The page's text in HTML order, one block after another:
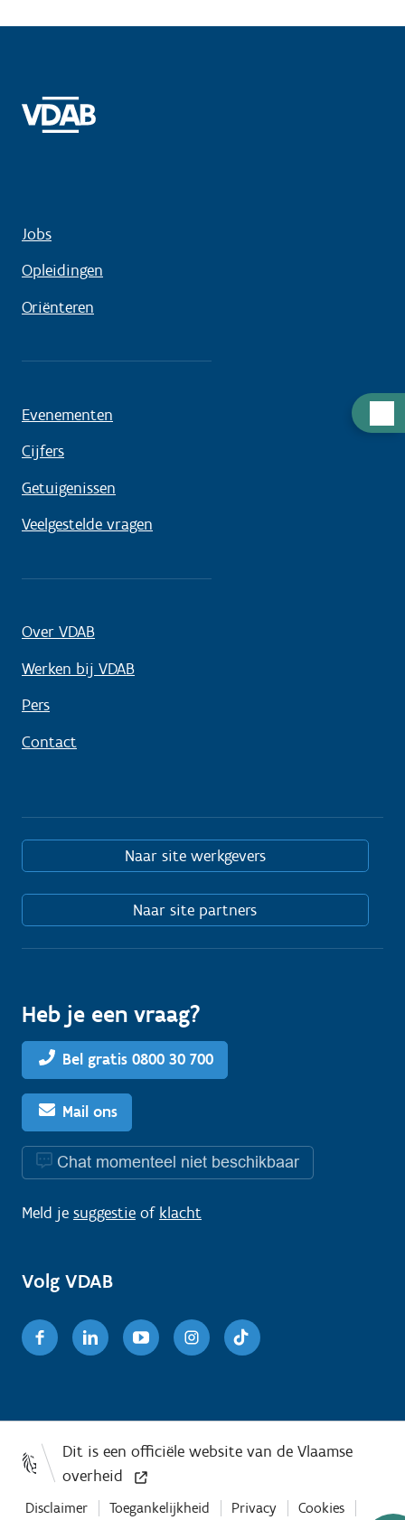
Jobs
Opleidingen
Oriënteren
Evenementen
Cijfers
Getuigenissen
Veelgestelde vragen
Over VDAB
Werken bij VDAB
Pers
Contact
Naar site werkgevers
Naar site partners
Heb je een vraag?
Bel gratis 0800 30 700
Mail ons
Chat momenteel niet beschikbaar
Meld je suggestie of klacht
Volg VDAB
FacebookLinkedinYoutubeInstagram
Disclaimer Toegankelijkheid Privacy Cookies